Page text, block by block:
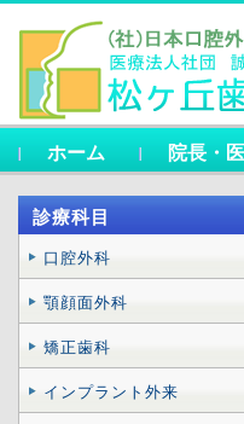
ホーム 院長・
診療科目
口腔外科
顎顔面外科
矯正歯科
インプラント外来